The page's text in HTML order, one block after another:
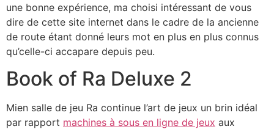
une bonne expérience, ma choisi intéressant de vous
dire de cette site internet dans le cadre de la ancienne
de route étant donné leurs mot en plus en plus connus
qu’celle-ci accapare depuis peu.
Book of Ra Deluxe 2
Mien salle de jeu Ra continue l’art de jeux un brin idéal
par rapport machines à sous en ligne de jeux aux